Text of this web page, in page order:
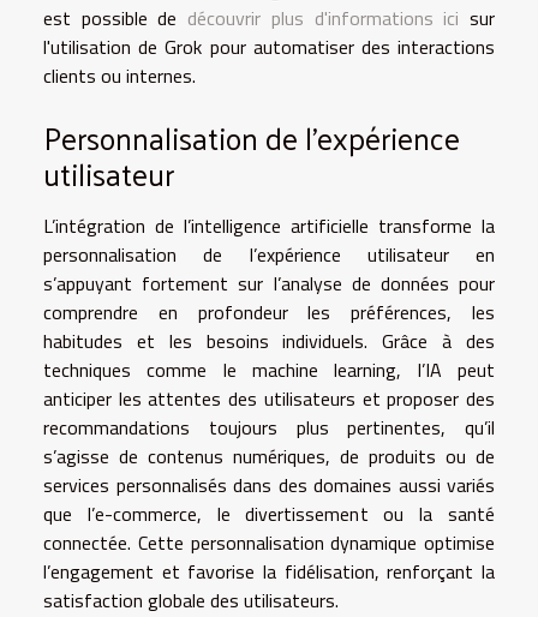
est possible de découvrir plus d'informations ici sur
l'utilisation de Grok pour automatiser des interactions
clients ou internes.
Personnalisation de l’expérience
utilisateur
L’intégration de l’intelligence artificielle transforme la
personnalisation de l’expérience utilisateur en
s’appuyant fortement sur l’analyse de données pour
comprendre en profondeur les préférences, les
habitudes et les besoins individuels. Grâce à des
techniques comme le machine learning, l’IA peut
anticiper les attentes des utilisateurs et proposer des
recommandations toujours plus pertinentes, qu’il
s’agisse de contenus numériques, de produits ou de
services personnalisés dans des domaines aussi variés
que l’e-commerce, le divertissement ou la santé
connectée. Cette personnalisation dynamique optimise
l’engagement et favorise la fidélisation, renforçant la
satisfaction globale des utilisateurs.